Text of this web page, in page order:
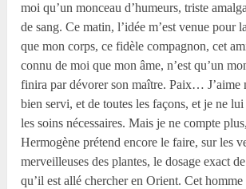
moi qu’un monceau d’humeurs, triste
de sang. Ce matin, l’idée m’est venue pour
que mon corps, ce fidèle compagnon, cet
connu de moi que mon âme, n’est qu’un
finira par dévorer son maître. Paix… J’aime
bien servi, et de toutes les façons, et je ne
les soins nécessaires. Mais je ne compte
Hermogène prétend encore le faire, sur les
merveilleuses des plantes, le dosage exact
qu’il est allé chercher en Orient. Cet